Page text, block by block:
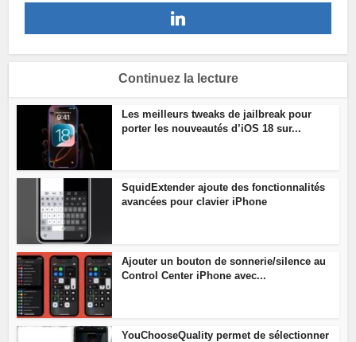
Continuez la lecture
Les meilleurs tweaks de jailbreak pour
porter les nouveautés d’iOS 18 sur...
SquidExtender ajoute des fonctionnalités
avancées pour clavier iPhone
Ajouter un bouton de sonnerie/silence au
Control Center iPhone avec...
YouChooseQuality permet de sélectionner